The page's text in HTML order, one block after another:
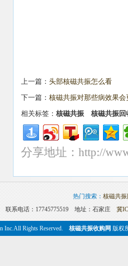
上一篇： 头部核磁共振怎么看
下一篇： 核磁共振对那些病效果会
相关标签： 核磁共振 核磁共振回
分享地址：http://
热门搜索： 核磁共
联系电话：17745775519 地址：石家庄冀
Inc.All Rights Reserved. 核磁共振收购网 版权